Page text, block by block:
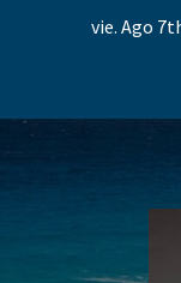
vie. Ago